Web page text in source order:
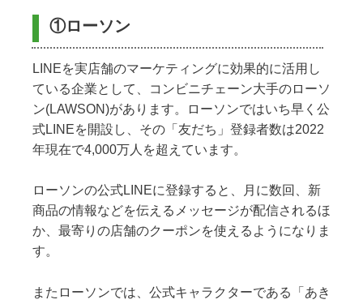
①ローソン
LINEを実店舗のマーケティングに効果的に活用し
ている企業として、コンビニチェーン大手のローソ
ン(LAWSON)があります。ローソンではいち早く公
式LINEを開設し、その「友だち」登録者数は2022
年現在で4,000万人を超えています。
ローソンの公式LINEに登録すると、月に数回、新
商品の情報などを伝えるメッセージが配信されるほ
か、最寄りの店舗のクーポンを使えるようになりま
す。
またローソンでは、公式キャラクターである「あき